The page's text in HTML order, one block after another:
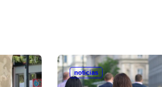
noticias